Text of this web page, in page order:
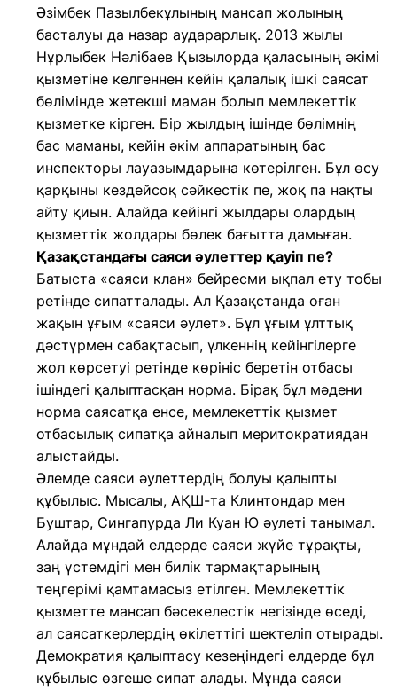
Әзімбек Пазылбекұлының мансап жолының
басталуы да назар аударарлық. 2013 жылы
Нұрлыбек Нәлібаев Қызылорда қаласының әкімі
қызметіне келгеннен кейін қалалық ішкі саясат
бөлімінде жетекші маман болып мемлекеттік
қызметке кірген. Бір жылдың ішінде бөлімнің
бас маманы, кейін әкім аппаратының бас
инспекторы лауазымдарына көтерілген. Бұл өсу
қарқыны кездейсоқ сәйкестік пе, жоқ па нақты
айту қиын. Алайда кейінгі жылдары олардың
қызметтік жолдары бөлек бағытта дамыған.
Қазақстандағы саяси әулеттер қауіп пе?
Батыста «саяси клан» бейресми ықпал ету тобы
ретінде сипатталады. Ал Қазақстанда оған
жақын ұғым «саяси әулет». Бұл ұғым ұлттық
дәстүрмен сабақтасып, үлкеннің кейінгілерге
жол көрсетуі ретінде көрініс беретін отбасы
ішіндегі қалыптасқан норма. Бірақ бұл мәдени
норма саясатқа енсе, мемлекеттік қызмет
отбасылық сипатқа айналып меритократиядан
алыстайды.
Әлемде саяси әулеттердің болуы қалыпты
құбылыс. Мысалы, АҚШ-та Клинтондар мен
Буштар, Сингапурда Ли Куан Ю әулеті танымал.
Алайда мұндай елдерде саяси жүйе тұрақты,
заң үстемдігі мен билік тармақтарының
теңгерімі қамтамасыз етілген. Мемлекеттік
қызметте мансап бәсекелестік негізінде өседі,
ал саясаткерлердің өкілеттігі шектеліп отырады.
Демократия қалыптасу кезеңіндегі елдерде бұл
құбылыс өзгеше сипат алады. Мұнда саяси